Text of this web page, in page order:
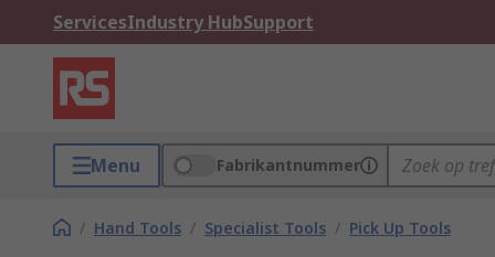
ServicesIndustry HubSupport
Menu Fabrikantnummer
/ Hand Tools / Specialist Tools / Pick Up Tools